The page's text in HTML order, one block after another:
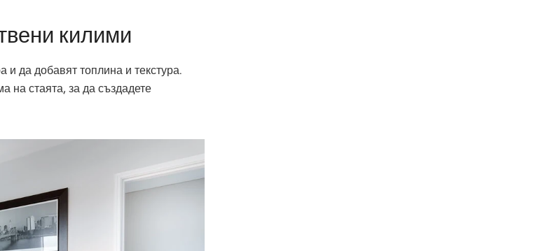
килими
и да добавят топлина и текстура.
на стаята, за да създадете